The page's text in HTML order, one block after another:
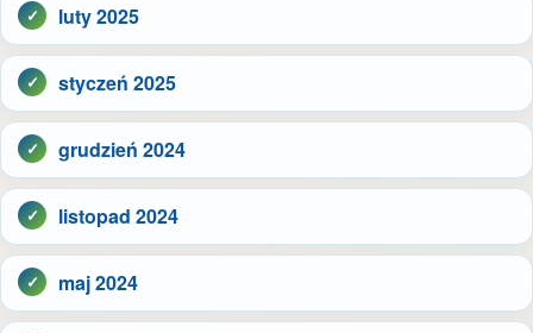
luty 2025
styczeń 2025
grudzień 2024
listopad 2024
maj 2024